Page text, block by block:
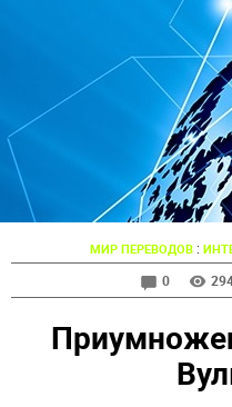
МИР ПЕРЕВОДОВ :
0